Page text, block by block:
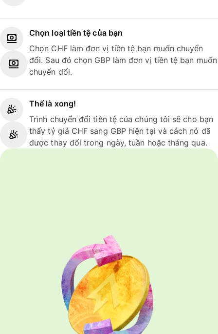
Chọn loại tiền tệ của bạn
Chọn CHF làm đơn vị tiền tệ bạn muốn chuyển
đổi. Sau đó chọn GBP làm đơn vị tiền tệ bạn muốn
chuyển đổi.
Thế là xong!
Trình chuyển đổi tiền tệ của chúng tôi sẽ cho bạn
thấy tỷ giá CHF sang GBP hiện tại và cách nó đã
được thay đổi trong ngày, tuần hoặc tháng qua.